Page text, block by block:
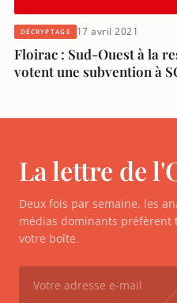
DÉCRYPTAGE 17 avril 2021
Floirac : Sud-Ouest à la
votent une subvention à
La lettre de
Deux fois par semaine, les
médias dominants
votre boîte.